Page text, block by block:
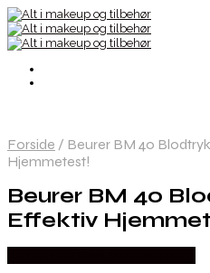
Forside / Beurer BM 40
Hjemmetest!
Beurer BM 40
Effektiv